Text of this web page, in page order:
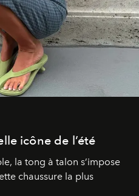
icône de l’été
la tong à talon s’impose
chaussure la plus